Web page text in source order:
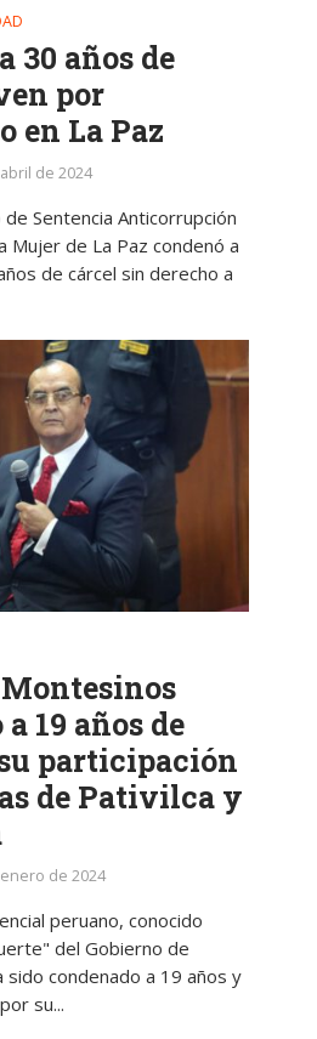
30 años de
por
en La Paz
de 2024
Sentencia Anticorrupción
Mujer de La Paz condenó a
de cárcel sin derecho a
19 años de
participación
de Pativilca y
de 2024
peruano, conocido
del Gobierno de
sido condenado a 19 años y
su...